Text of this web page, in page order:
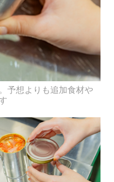
予想よりも追加食材や